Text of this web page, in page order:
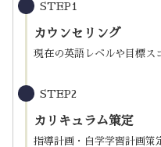
STEP1
カウンセリング
現在の英語レベルや目標ス
STEP2
カリキュラム策定
指導計画・自学学習計画策